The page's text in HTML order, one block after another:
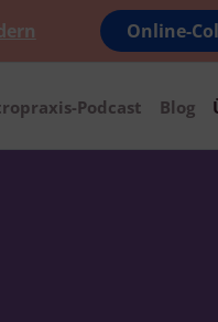
Online-
Podcast Blog